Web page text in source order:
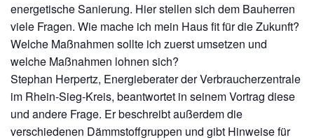
energetische Sanierung. Hier stellen sich dem Bauherren
viele Fragen. Wie mache ich mein Haus fit für die Zukunft?
Welche Maßnahmen sollte ich zuerst umsetzen und
welche Maßnahmen lohnen sich?
Stephan Herpertz, Energieberater der Verbraucherzentrale
im Rhein-Sieg-Kreis, beantwortet in seinem Vortrag diese
und andere Frage. Er beschreibt außerdem die
verschiedenen Dämmstoffgruppen und gibt Hinweise für